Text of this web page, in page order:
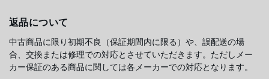
返品について
中古商品に限り初期不良（保証期間内に限る）や、誤配送の場
合、交換または修理での対応とさせていただきます。ただしメー
カー保証のある商品に関しては各メーカーでの対応となります。